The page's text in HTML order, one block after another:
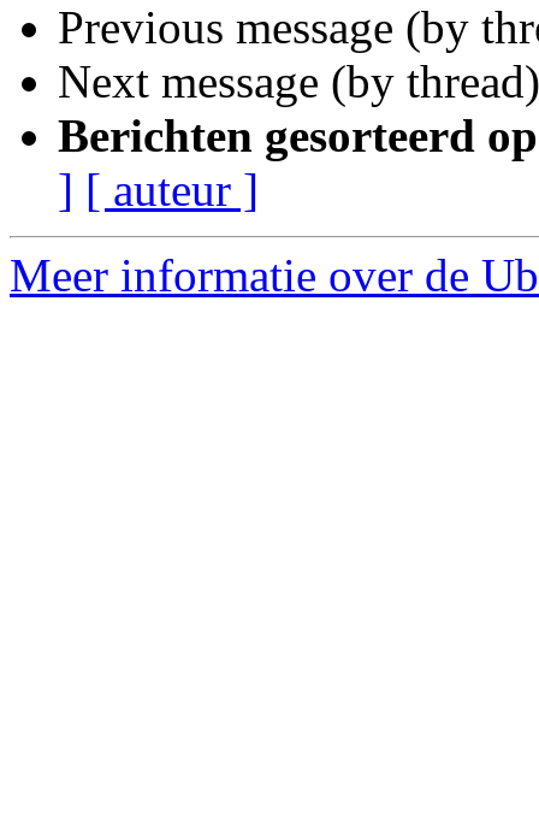
Previous message (by
Next message (by
Berichten gesorteerd
] [ auteur ]
Meer informatie over de